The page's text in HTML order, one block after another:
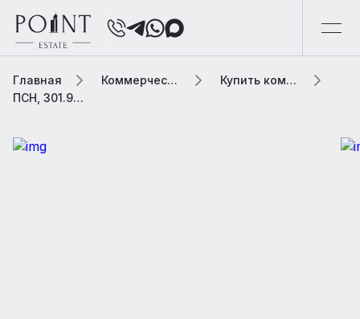
Главная Коммерческая элитная недвижимость
Купить коммерческую недвижимость
ПСН, 301.9 м2 В жилом доме «Lucky»